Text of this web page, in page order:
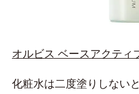
オルビス ベースアクティ
化粧水は二度塗りしない